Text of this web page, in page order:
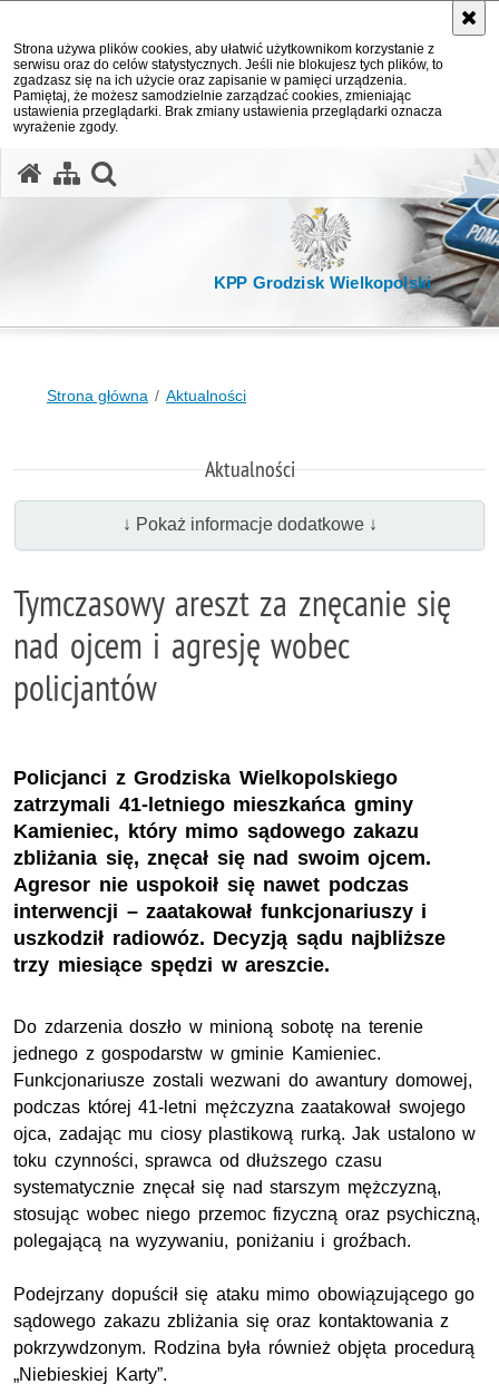
Strona używa plików cookies, aby ułatwić użytkownikom korzystanie z
serwisu oraz do celów statystycznych. Jeśli nie blokujesz tych plików, to
zgadzasz się na ich użycie oraz zapisanie w pamięci urządzenia.
Pamiętaj, że możesz samodzielnie zarządzać cookies, zmieniając
ustawienia przeglądarki. Brak zmiany ustawienia przeglądarki oznacza
wyrażenie zgody.
KPP Grodzisk Wielkopolski
Strona główna Aktualności
Aktualności
↓ Pokaż informacje dodatkowe ↓
Tymczasowy areszt za znęcanie się
nad ojcem i agresję wobec
policjantów
Policjanci z Grodziska Wielkopolskiego
zatrzymali 41-letniego mieszkańca gminy
Kamieniec, który mimo sądowego zakazu
zbliżania się, znęcał się nad swoim ojcem.
Agresor nie uspokoił się nawet podczas
interwencji – zaatakował funkcjonariuszy i
uszkodził radiowóz. Decyzją sądu najbliższe
trzy miesiące spędzi w areszcie.
Do zdarzenia doszło w minioną sobotę na terenie
jednego z gospodarstw w gminie Kamieniec.
Funkcjonariusze zostali wezwani do awantury domowej,
podczas której 41-letni mężczyzna zaatakował swojego
ojca, zadając mu ciosy plastikową rurką. Jak ustalono w
toku czynności, sprawca od dłuższego czasu
systematycznie znęcał się nad starszym mężczyzną,
stosując wobec niego przemoc fizyczną oraz psychiczną,
polegającą na wyzywaniu, poniżaniu i groźbach.
Podejrzany dopuścił się ataku mimo obowiązującego go
sądowego zakazu zbliżania się oraz kontaktowania z
pokrzywdzonym. Rodzina była również objęta procedurą
„Niebieskiej Karty”.